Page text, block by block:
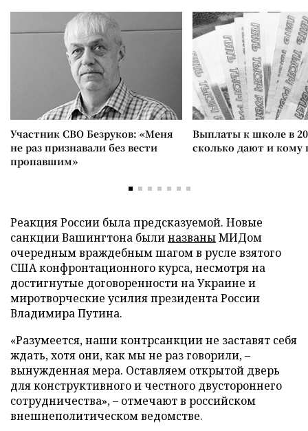
Участник СВО Безруков: «Меня
не раз признавали без вести
пропавшим»
Выплаты к школе в
сколько дают и
Реакция России была предсказуемой. Новые
санкции Вашингтона былиназваныМИДом
очередным враждебным шагом в русле взятого
США конфронтационного курса, несмотря на
достигнутые договоренности на Украине и
миротворческие усилия президента России
Владимира Путина.
«Разумеется, наши контрсанкции не заставят себя
ждать, хотя они, как мы не раз говорили, –
вынужденная мера. Оставляем открытой дверь
для конструктивного и честного двустороннего
сотрудничества», – отмечают в российском
внешнеполитическом ведомстве.